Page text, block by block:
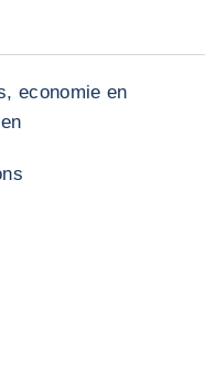
economie en